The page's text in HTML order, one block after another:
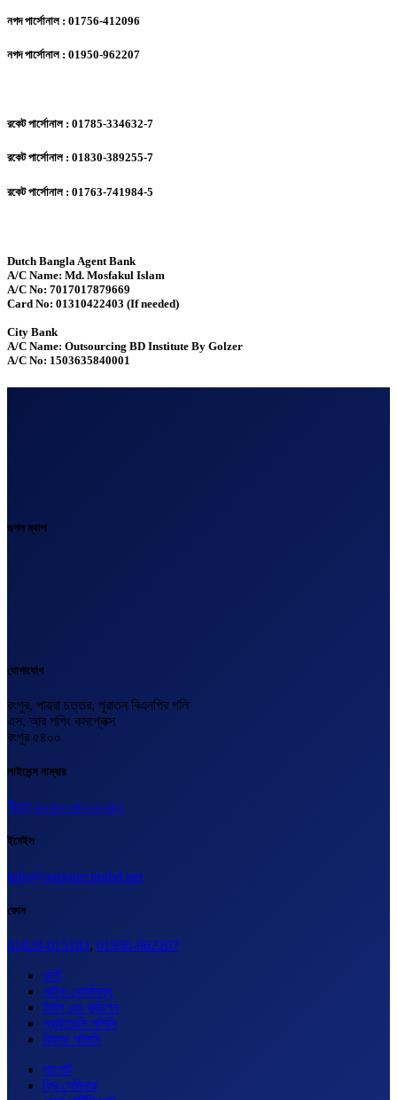
নগদ পার্সোনাল : 01756-412096
নগদ পার্সোনাল : 01950-962207
রকেট পার্সোনাল : 01785-334632-7
রকেট পার্সোনাল : 01830-389255-7
রকেট পার্সোনাল : 01763-741984-5
Dutch Bangla Agent Bank
A/C Name: Md. Mosfakul Islam
A/C No: 7017017879669
Card No: 01310422403 (If needed)
City Bank
A/C Name: Outsourcing BD Institute By Golzer
A/C No: 1503635840001
গুগল ম্যাপ
যোগাযোগ
রংপুর, পায়রা চত্তর, পুরাতন বিএনপির গলি
এস, আর শপিং কমপ্লেক্স
রংপুর ৫৪০০
লাইসেন্স নাম্বার
বিএল-২০২৩-২৪০০০১৬২
ইমেইল
info@outsourcingbd.net
ফোন
01828-015102, 01950-962207
ভর্তি
লাইভ কোর্সসমূহ
টার্মস এন্ড কন্ডিশন
প্রাইভেসি পলিসি
রিফান্ড পলিসি
সাপোর্ট
ফ্রি সেমিনার